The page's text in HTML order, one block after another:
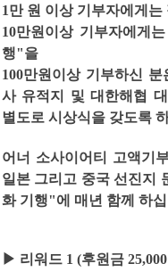
1만 원 이상 기부자에게는
10만원이상 기부자에게
행"을
100만원이상 기부하신
사 유적지 및 대한해협
별도로 시상식을 갖도록
어너 소사이어티 고액기
일본 그리고 중국 선진지
화 기행"에 매년 함께 하
▶ 리워드 1 (후원금 25,000